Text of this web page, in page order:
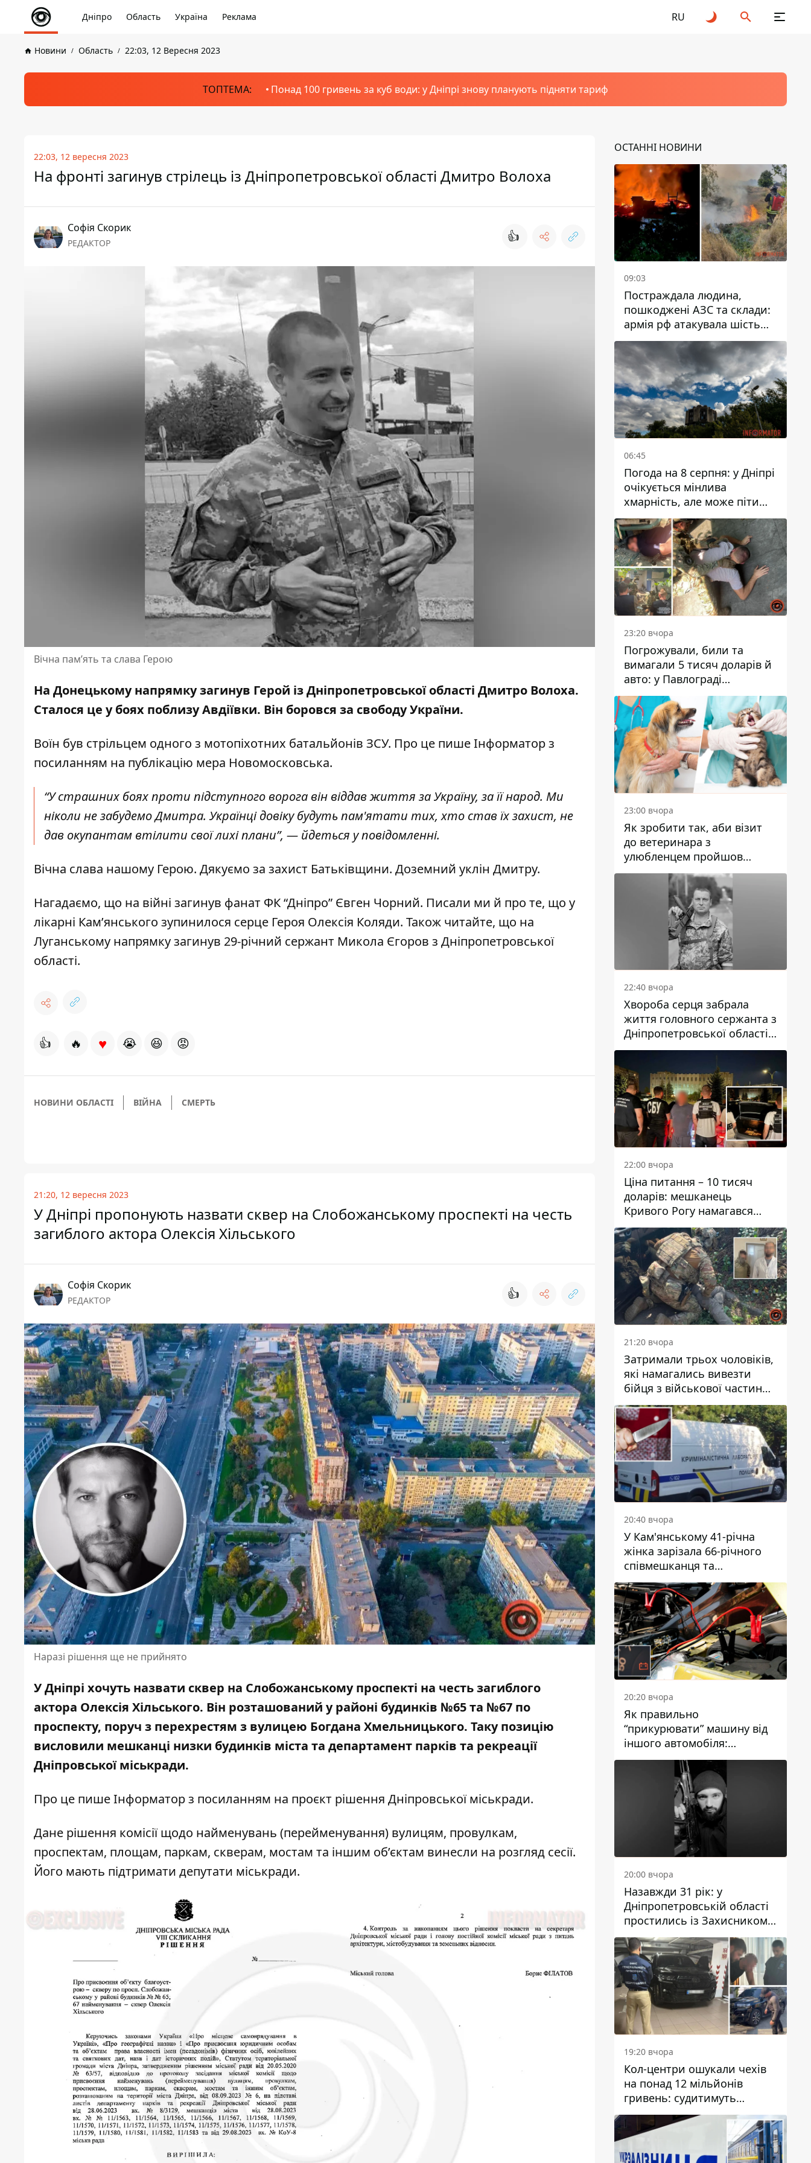
Дніпро Область Україна Реклама RU
Новини Область 22:03, 12 Вересня 2023
ТОПТЕМА: Понад 100 гривень за куб води: у Дніпрі знову планують підняти тариф
22:03, 12 вересня 2023
На фронті загинув стрілець із Дніпропетровської області Дмитро Волоха
Софія Скорик
РЕДАКТОР 👍
Вічна пам’ять та слава Герою
На Донецькому напрямку загинув Герой із Дніпропетровської області Дмитро Волоха.
Сталося це у боях поблизу Авдіївки. Він боровся за свободу України.
Воїн був стрільцем одного з мотопіхотних батальйонів ЗСУ. Про це пише Інформатор з
посиланням на публікацію мера Новомосковська.
“У страшних боях проти підступного ворога він віддав життя за Україну, за її народ. Ми
ніколи не забудемо Дмитра. Українці довіку будуть пам'ятати тих, хто став їх захист, не
дав окупантам втілити свої лихі плани”, — йдеться у повідомленні.
Вічна слава нашому Герою. Дякуємо за захист Батьківщини. Доземний уклін Дмитру.
Нагадаємо, що на війні загинув фанат ФК “Дніпро” Євген Чорний. Писали ми й про те, що у
лікарні Кам’янського зупинилося серце Героя Олексія Коляди. Також читайте, що на
Луганському напрямку загинув 29-річний сержант Микола Єгоров з Дніпропетровської
області.
👍 🔥 ♥ 😭 😆 😡
НОВИНИ ОБЛАСТІ ВІЙНА СМЕРТЬ
21:20, 12 вересня 2023
У Дніпрі пропонують назвати сквер на Слобожанському проспекті на честь
загиблого актора Олексія Хільського
Софія Скорик
РЕДАКТОР 👍
Наразі рішення ще не прийнято
У Дніпрі хочуть назвати сквер на Слобожанському проспекті на честь загиблого
актора Олексія Хільського. Він розташований у районі будинків №65 та №67 по
проспекту, поруч з перехрестям з вулицею Богдана Хмельницького. Таку позицію
висловили мешканці низки будинків міста та департамент парків та рекреації
Дніпровської міськради.
Про це пише Інформаторз посиланням на проєкт рішення Дніпровської міськради.
Дане рішення комісії щодо найменувань (перейменування) вулицям, провулкам,
проспектам, площам, паркам, скверам, мостам та іншим об’єктам винесли на розгляд сесії.
Його мають підтримати депутати міськради.
ОСТАННІ НОВИНИ
09:03
Постраждала людина,
пошкоджені АЗС та склади:
армія рф атакувала шість
районів Дніпропетровської
області
06:45
Погода на 8 серпня: у Дніпрі
очікується мінлива
хмарність, але може піти
дощ
23:20 вчора
Погрожували, били та
вимагали 5 тисяч доларів й
авто: у Павлограді
затримали двох чоловіків
23:00 вчора
Як зробити так, аби візит
до ветеринара з
улюбленцем пройшов
спокійно: прості поради
22:40 вчора
Хвороба серця забрала
життя головного сержанта з
Дніпропетровської області
Юрія Свистуна
22:00 вчора
Ціна питання – 10 тисяч
доларів: мешканець
Кривого Рогу намагався
переправити чоловіка до
Словаччини
21:20 вчора
Затримали трьох чоловіків,
які намагались вивезти
бійця з військової частини
до Дніпра за 7 тисяч
доларів: серед них був лікар
20:40 вчора
У Кам'янському 41-річна
жінка зарізала 66-річного
співмешканця та
намагалась обманути
поліцейських
20:20 вчора
Як правильно
“прикурювати” машину від
іншого автомобіля:
інструкція для водіїв
20:00 вчора
Назавжди 31 рік: у
Дніпропетровській області
простились із Захисником
Олександром Рєпіним
19:20 вчора
Кол-центри ошукали чехів
на понад 12 мільйонів
гривень: судитимуть
дніпрянина, який
організував
транснаціональну злочинну
організацію